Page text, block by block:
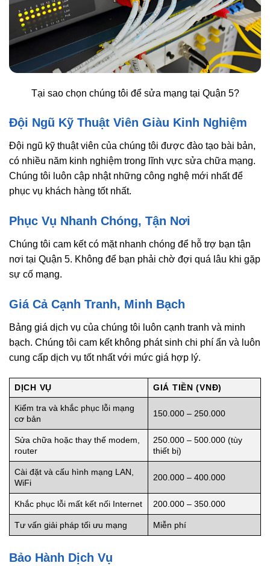
Tại sao chọn chúng tôi để sửa mạng tại Quận 5?
Đội Ngũ Kỹ Thuật Viên Giàu Kinh Nghiệm
Đội ngũ kỹ thuật viên của chúng tôi được đào tạo bài bản,
có nhiều năm kinh nghiệm trong lĩnh vực sửa chữa mạng.
Chúng tôi luôn cập nhật những công nghệ mới nhất để
phục vụ khách hàng tốt nhất.
Phục Vụ Nhanh Chóng, Tận Nơi
Chúng tôi cam kết có mặt nhanh chóng để hỗ trợ bạn tận
nơi tại Quận 5. Không để bạn phải chờ đợi quá lâu khi gặp
sự cố mạng.
Giá Cả Cạnh Tranh, Minh Bạch
Bảng giá dịch vụ của chúng tôi luôn cạnh tranh và minh
bạch. Chúng tôi cam kết không phát sinh chi phí ẩn và luôn
cung cấp dịch vụ tốt nhất với mức giá hợp lý.
DỊCH VỤ GIÁ TIỀN (VNĐ)
Kiểm tra và khắc phục lỗi mạng
cơ bản
150.000 – 250.000
Sửa chữa hoặc thay thế modem,
router
250.000 – 500.000 (tùy
thiết bị)
Cài đặt và cấu hình mạng LAN,
WiFi
200.000 – 400.000
Khắc phục lỗi mất kết nối Internet 200.000 – 350.000
Tư vấn giải pháp tối ưu mạng Miễn phí
Bảo Hành Dịch Vụ